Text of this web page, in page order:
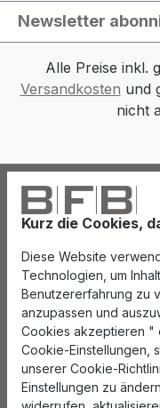
Kurz die Cookies,
Diese Website
Technologien, um
Benutzererfahrung zu
anzupassen und
Cookies akzeptieren "
Cookie-Einstellungen,
unserer Cookie-
Einstellungen zu
Newsletter
Alle Preise inkl.
Versandkosten und
nicht